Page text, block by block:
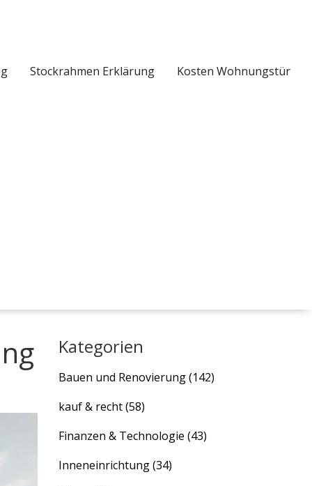
Stockrahmen Erklärung Kosten Wohnungstür
Kategorien
Bauen und Renovierung(142)
kauf & recht(58)
Finanzen & Technologie (43)
Inneneinrichtung(34)